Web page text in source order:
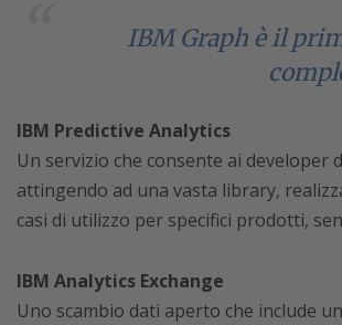
IBM Graph è il
IBM Predictive Analytics
Un servizio che consente ai
attingendo ad una vasta library,
casi di utilizzo per specifici prodotti,
IBM Analytics Exchange
Uno scambio dati aperto che include